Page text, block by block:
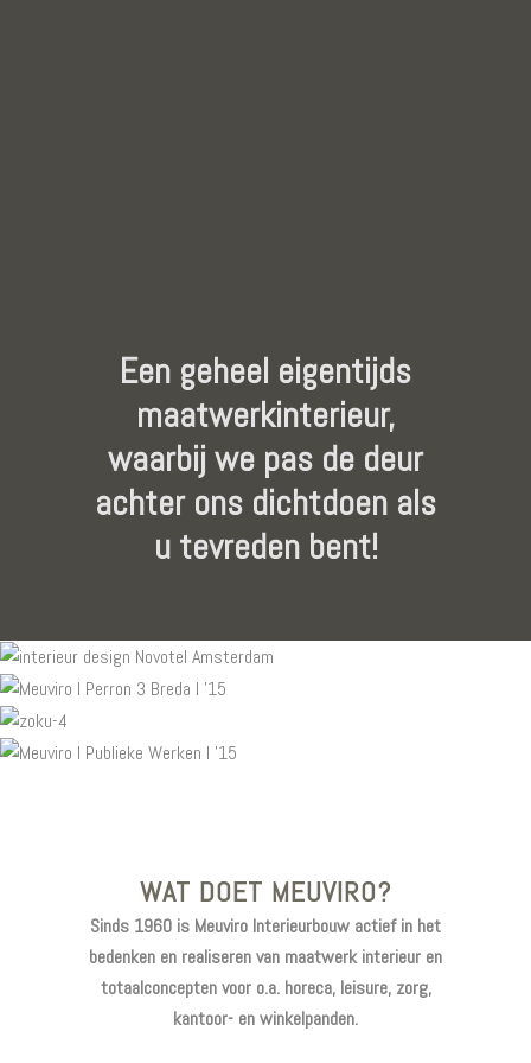
Een geheel eigentijds
maatwerkinterieur,
waarbij we pas de deur
achter ons dichtdoen als
u tevreden bent!
WAT DOET MEUVIRO?
Sinds 1960 is Meuviro Interieurbouw actief in het
bedenken en realiseren van maatwerk interieur en
totaalconcepten voor o.a. horeca, leisure, zorg,
kantoor- en winkelpanden.